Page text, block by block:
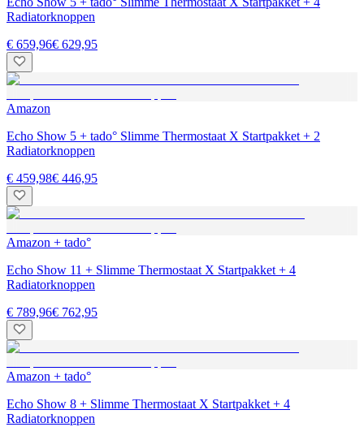
Radiatorknoppen
€ 659,96€ 629,95
Amazon
Echo Show 5 + tado° Slimme Thermostaat X Startpakket + 2
Radiatorknoppen
€ 459,98€ 446,95
Amazon + tado°
Echo Show 11 + Slimme Thermostaat X Startpakket + 4
Radiatorknoppen
€ 789,96€ 762,95
Amazon + tado°
Echo Show 8 + Slimme Thermostaat X Startpakket + 4
Radiatorknoppen